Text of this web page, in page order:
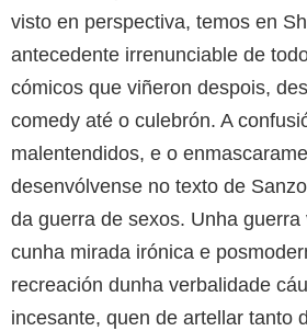
visto en perspectiva, temos en
antecedente irrenunciable de
cómicos que viñeron despois,
comedy até o culebrón. A
malentendidos, e o
desenvólvense no texto de
da guerra de sexos. Unha guerra
cunha mirada irónica e
recreación dunha verbalidade
incesante, quen de artellar tanto